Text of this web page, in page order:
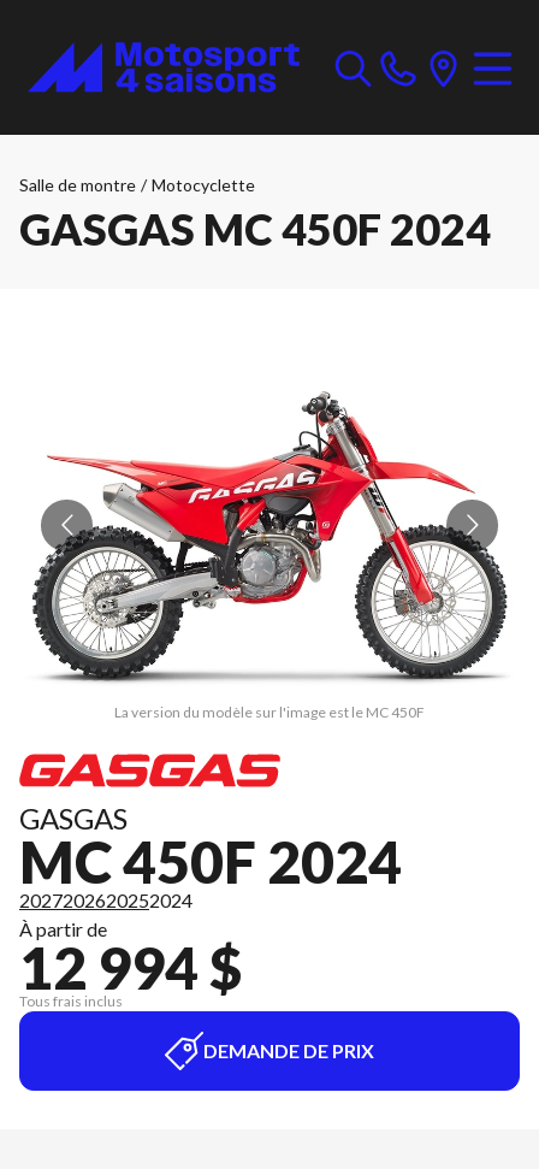
Salle de montre / Motocyclette
GASGAS MC 450F 2024
La version du modèle sur l'image est le MC 450F
GASGAS
MC 450F 2024
2027202620252024
À partir de
12 994 $
Tous frais inclus
DEMANDE DE PRIX